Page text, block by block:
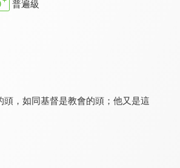
普遍級
，如同基督是教會的頭；他又是這